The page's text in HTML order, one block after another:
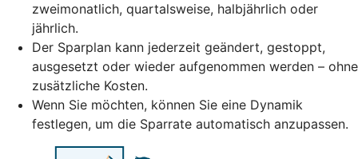
zweimonatlich, quartalsweise, halbjährlich oder
jährlich.
Der Sparplan kann jederzeit geändert, gestoppt,
ausgesetzt oder wieder aufgenommen werden – ohne
zusätzliche Kosten.
Wenn Sie möchten, können Sie eine Dynamik
festlegen, um die Sparrate automatisch anzupassen.